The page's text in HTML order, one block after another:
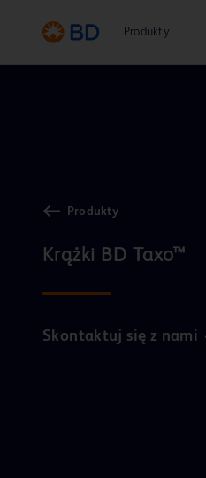
Produkty
Produkty
Krążki BD Taxo™
Skontaktuj się z nami